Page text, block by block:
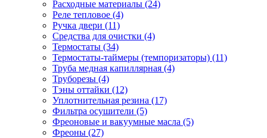
Расходные материалы (24)
Реле тепловое (4)
Ручка двери (11)
Средства для очистки (4)
Термостаты (34)
Термостаты-таймеры (темпоризаторы) (11)
Труба медная капиллярная (4)
Труборезы (4)
Тэны оттайки (12)
Уплотнительная резина (17)
Фильтра осушители (5)
Фреоновые и вакуумные масла (5)
Фреоны (27)